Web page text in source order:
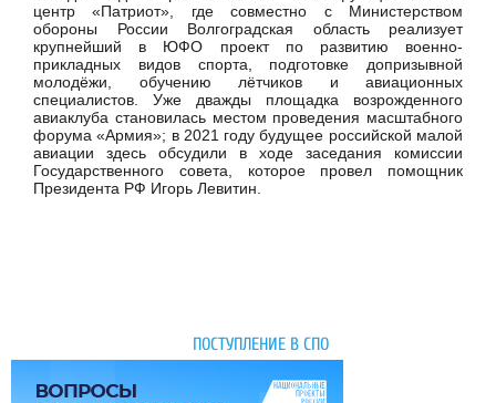
центр «Патриот», где совместно с Министерством
обороны России Волгоградская область реализует
крупнейший в ЮФО проект по развитию военно-
прикладных видов спорта, подготовке допризывной
молодёжи, обучению лётчиков и авиационных
специалистов. Уже дважды площадка возрожденного
авиаклуба становилась местом проведения масштабного
форума «Армия»; в 2021 году будущее российской малой
авиации здесь обсудили в ходе заседания комиссии
Государственного совета, которое провел помощник
Президента РФ Игорь Левитин.
ПОСТУПЛЕНИЕ В СПО